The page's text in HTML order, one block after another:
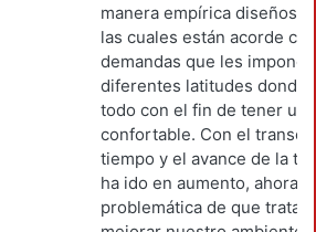
manera empírica diseños
las cuales están acorde
demandas que les impone
diferentes latitudes donde
todo con el fin de tener
confortable. Con el
tiempo y el avance de la
ha ido en aumento, ahora
problemática de que